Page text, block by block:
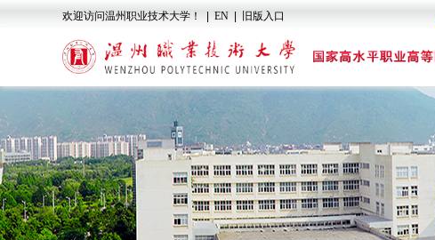
欢迎访问温州职业技术大学！ EN 旧版入口